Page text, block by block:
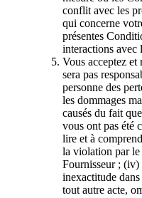
conflit avec les
qui concerne
présentes
interactions avec
Vous acceptez et
sera pas
personne des
les dommages
causés du fait
vous ont pas été
lire et à
la violation par le
Fournisseur ; (iv)
inexactitude
tout autre acte,